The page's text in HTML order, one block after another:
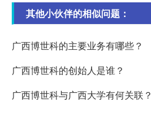
其他小伙伴的相似问题：
广西博世科的主要业务有哪些？
广西博世科的创始人是谁？
广西博世科与广西大学有何关联？